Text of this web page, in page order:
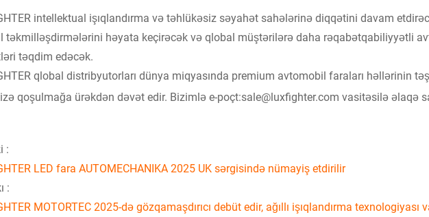
intellektual işıqlandırma və təhlükəsiz səyahət sahələrinə diqqətini davam
təkmilləşdirmələrini həyata keçirəcək və qlobal müştərilərə daha rəqabətqabiliyyətli
təqdim edəcək.
qlobal distribyutorları dünya miqyasında premium avtomobil faraları həllərinin
qoşulmağa ürəkdən dəvət edir. Bizimlə e-poçt:sale@luxfighter.com vasitəsilə əlaqə
:
LED fara AUTOMECHANIKA 2025 UK sərgisində nümayiş etdirilir
:
MOTORTEC 2025-də gözqamaşdırıcı debüt edir, ağıllı işıqlandırma